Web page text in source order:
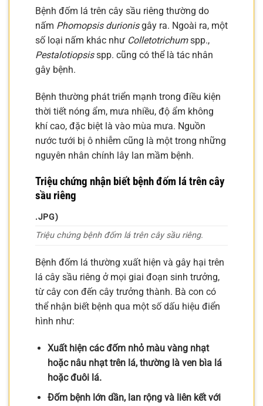
Bệnh đốm lá trên cây sầu riêng thường do
nấm Phomopsis durionisgây ra. Ngoài ra, một
số loại nấm khác như Colletotrichumspp.,
Pestalotiopsisspp. cũng có thể là tác nhân
gây bệnh.
Bệnh thường phát triển mạnh trong điều kiện
thời tiết nóng ẩm, mưa nhiều, độ ẩm không
khí cao, đặc biệt là vào mùa mưa. Nguồn
nước tưới bị ô nhiễm cũng là một trong những
nguyên nhân chính lây lan mầm bệnh.
Triệu chứng nhận biết bệnh đốm lá trên cây
sầu riêng
.JPG)
Triệu chứng bệnh đốm lá trên cây sầu riêng.
Bệnh đốm lá thường xuất hiện và gây hại trên
lá cây sầu riêng ở mọi giai đoạn sinh trưởng,
từ cây con đến cây trưởng thành. Bà con có
thể nhận biết bệnh qua một số dấu hiệu điển
hình như:
Xuất hiện các đốm nhỏ màu vàng nhạt
hoặc nâu nhạt trên lá, thường là ven bìa lá
hoặc đuôi lá.
Đốm bệnh lớn dần, lan rộng và liên kết với